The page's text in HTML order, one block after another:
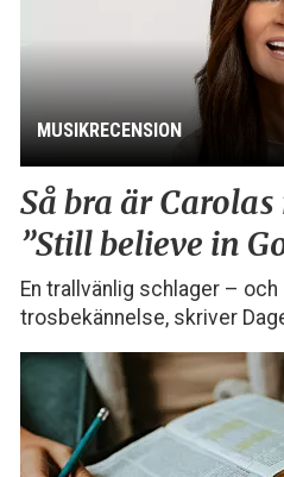
MUSIKRECENSION
Så bra är
”Still believe in
En trallvänlig schlager –
trosbekännelse, skriver